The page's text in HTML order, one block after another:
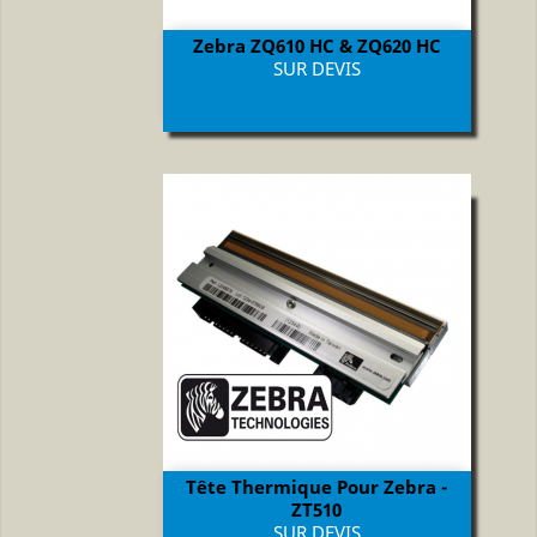
Zebra ZQ610 HC & ZQ620 HC
Prix
SUR DEVIS
Tête Thermique Pour Zebra -
ZT510
Prix